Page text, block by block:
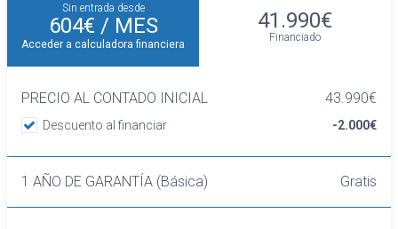
Sin entrada desde
604€ / MES
Acceder a calculadora financiera
41.990€
Financiado
PRECIO AL CONTADO INICIAL 43.990€
Descuento al financiar -2.000€
1 AÑO DE GARANTÍA (Básica) Gratis